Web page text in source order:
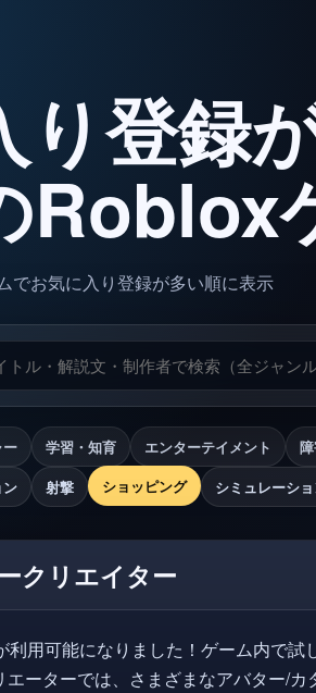
り登録
Roblox
でお気に入り登録が多い順に表示
ー 学習・知育 エンターテイメント
射撃 ショッピング シミュレーシ
クリエイター
用可能になりました！ゲーム内で試